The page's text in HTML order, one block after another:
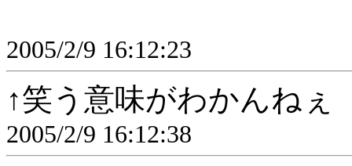
2005/2/9 16:12:23
↑笑う意味がわかんねぇ
2005/2/9 16:12:38